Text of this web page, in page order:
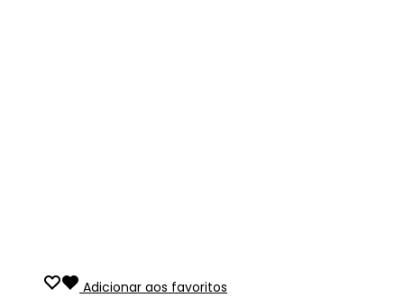
Adicionar aos favoritos